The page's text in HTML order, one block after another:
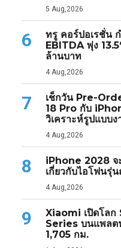
5 Aug,2026
6
ทรู คอร์ปอเรชั่น
EBITDA พุ่ง
ล้านบาท
4 Aug,2026
7
เช็กวัน Pre-
18 Pro กับ
วิเคราะห์รูปแบบ
4 Aug,2026
8
iPhone 2028 จ
เกี่ยวกับไอโฟนรุ่น
4 Aug,2026
9
Xiaomi เปิดโลก
Series บนแพลต
1,705 กม.